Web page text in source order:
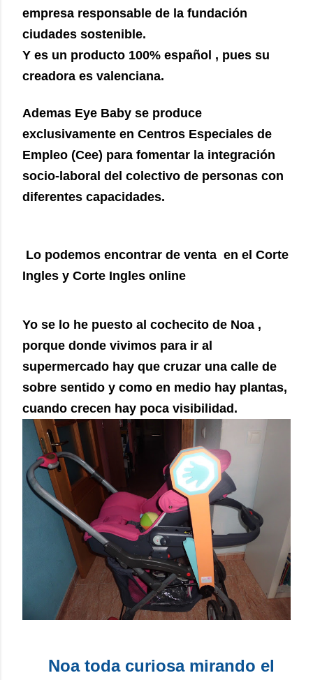
empresa responsable de la fundación
ciudades sostenible.
Y es un producto 100% español , pues su
creadora es valenciana.
Ademas Eye Baby se produce
exclusivamente en Centros Especiales de
Empleo (Cee) para fomentar la integración
socio-laboral del colectivo de personas con
diferentes capacidades.
Lo podemos encontrar de venta en el Corte
Ingles y Corte Ingles online
Yo se lo he puesto al cochecito de Noa ,
porque donde vivimos para ir al
supermercado hay que cruzar una calle de
sobre sentido y como en medio hay plantas,
cuando crecen hay poca visibilidad.
Noa toda curiosa mirando el